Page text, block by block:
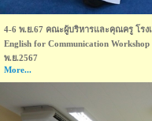
4-6 พ.ย.67 คณะผู้บริหารและคุณครู โรง
English for Communication
พ.ย.2567
More...